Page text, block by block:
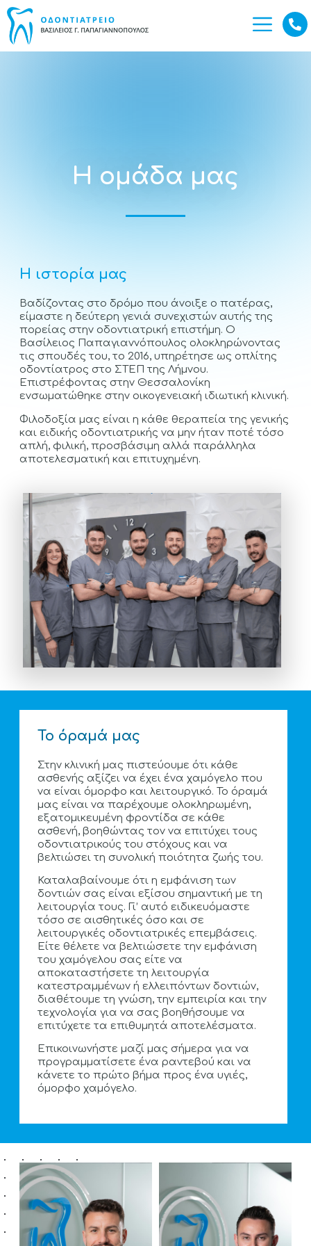
Η ομάδα μας
Η ιστορία μας
Βαδίζοντας στο δρόμο που άνοιξε ο πατέρας,
είμαστε η δεύτερη γενιά συνεχιστών αυτής της
πορείας στην οδοντιατρική επιστήμη. Ο
Βασίλειος Παπαγιαννόπουλος ολοκληρώνοντας
τις σπουδές του, το 2016, υπηρέτησε ως οπλίτης
οδοντίατρος στο ΣΤΕΠ της Λήμνου.
Επιστρέφοντας στην Θεσσαλονίκη
ενσωματώθηκε στην οικογενειακή ιδιωτική κλινική.
Φιλοδοξία μας είναι η κάθε θεραπεία της γενικής
και ειδικής οδοντιατρικής να μην ήταν ποτέ τόσο
απλή, φιλική, προσβάσιμη αλλά παράλληλα
αποτελεσματική και επιτυχημένη.
Το όραμά μας
Στην κλινική μας πιστεύουμε ότι κάθε
ασθενής αξίζει να έχει ένα χαμόγελο που
να είναι όμορφο και λειτουργικό. Το όραμά
μας είναι να παρέχουμε ολοκληρωμένη,
εξατομικευμένη φροντίδα σε κάθε
ασθενή, βοηθώντας τον να επιτύχει τους
οδοντιατρικούς του στόχους και να
βελτιώσει τη συνολική ποιότητα ζωής του.
Καταλαβαίνουμε ότι η εμφάνιση των
δοντιών σας είναι εξίσου σημαντική με τη
λειτουργία τους. Γι’ αυτό ειδικευόμαστε
τόσο σε αισθητικές όσο και σε
λειτουργικές οδοντιατρικές επεμβάσεις.
Είτε θέλετε να βελτιώσετε την εμφάνιση
του χαμόγελου σας είτε να
αποκαταστήσετε τη λειτουργία
κατεστραμμένων ή ελλειπόντων δοντιών,
διαθέτουμε τη γνώση, την εμπειρία και την
τεχνολογία για να σας βοηθήσουμε να
επιτύχετε τα επιθυμητά αποτελέσματα.
Επικοινωνήστε μαζί μας σήμερα για να
προγραμματίσετε ένα ραντεβού και να
κάνετε το πρώτο βήμα προς ένα υγιές,
όμορφο χαμόγελο.